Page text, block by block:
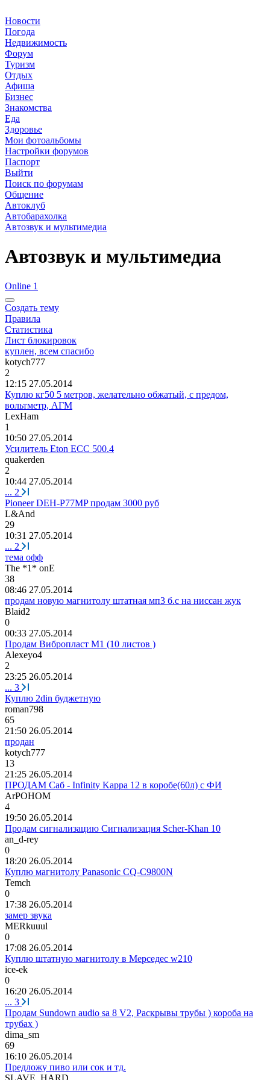
Новости
Погода
Недвижимость
Форум
Туризм
Отдых
Афиша
Бизнес
Знакомства
Еда
Здоровье
Мои фотоальбомы
Настройки форумов
Паспорт
Выйти
Поиск по форумам
Общение
Автоклуб
Автобарахолка
Автозвук и мультимедиа
Автозвук и мультимедиа
Online 1
Создать тему
Правила
Статистика
Лист блокировок
куплен, всем спасибо
kotych777
2
12:15 27.05.2014
Куплю кг50 5 метров, желательно обжатый, с предом,
вольтметр, АГМ
LexHam
1
10:50 27.05.2014
Усилитель Eton ECC 500.4
quakerden
2
10:44 27.05.2014
... 2
Pioneer DEH-P77MP продам 3000 руб
L&And
29
10:31 27.05.2014
... 2
тема офф
The *1* onE
38
08:46 27.05.2014
продам новую магнитолу штатная мп3 б.с на ниссан жук
Blaid2
0
00:33 27.05.2014
Продам Вибропласт М1 (10 листов )
Alexeyo4
2
23:25 26.05.2014
... 3
Куплю 2din буджетную
roman798
65
21:50 26.05.2014
продан
kotych777
13
21:25 26.05.2014
ПРОДАМ Саб - Infinity Kappa 12 в коробе(60л) с ФИ
ArPOHOM
4
19:50 26.05.2014
Продам сигнализацию Сигнализация Scher-Khan 10
an_d-rey
0
18:20 26.05.2014
Куплю магнитолу Panasonic CQ-C9800N
Temch
0
17:38 26.05.2014
замер звука
MERkuuul
0
17:08 26.05.2014
Куплю штатную магнитолу в Мерседес w210
ice-ek
0
16:20 26.05.2014
... 3
Продам Sundown audio sa 8 V2, Раскрывы трубы ) короба на
трубах )
dima_sm
69
16:10 26.05.2014
Предложу пиво или сок и тд.
SLAVE_HARD